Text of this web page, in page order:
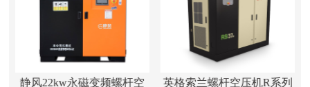
静风22kw永磁变频螺杆空
英格索兰螺杆空压机R系列